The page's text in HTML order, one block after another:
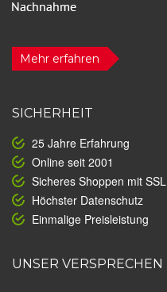
Mehr erfahren
SICHERHEIT
25 Jahre Erfahrung
Online seit 2001
Sicheres Shoppen mit SSL
Höchster Datenschutz
Einmalige Preisleistung
UNSER VERSPRECHEN